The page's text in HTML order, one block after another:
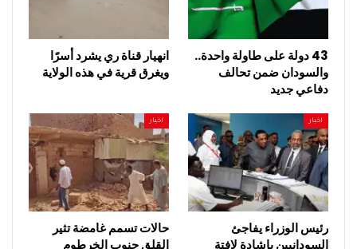
43 دولة على طاولة واحدة..
والسودان ضمن تحالف
دفاعي جديد
انهيار قناة ري يشرد أسرًا
ويغرق قرية في هذه الولاية
اخبار
رئيس الوزراء يفاجئ
السودانيين بإشادة لافتة
اخبار
حالات تسمم غامضة تثير
القلق جنوب الخرطوم